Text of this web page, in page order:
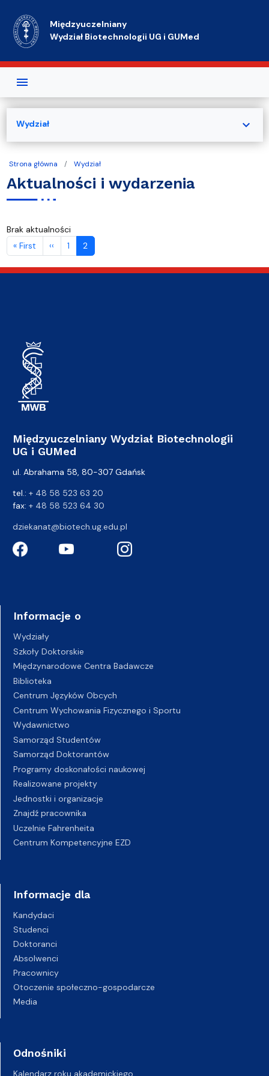
Międzyuczelniany
Wydział Biotechnologii UG i GUMed
Strona główna Wydział
Aktualności i wydarzenia
Brak aktualności
Stronicowanie
« First Pierwsza strona
‹‹ Poprzednia strona
1 2
Wydział expand_more
Międzyuczelniany Wydział Biotechnologii
UG i GUMed
ul. Abrahama 58, 80-307 Gdańsk
tel.: + 48 58 523 63 20
fax: + 48 58 523 64 30
dziekanat@biotech.ug.edu.pl
Informacje o
Wydziały
Szkoły Doktorskie
Międzynarodowe Centra Badawcze
Biblioteka
Centrum Języków Obcych
Centrum Wychowania Fizycznego i Sportu
Wydawnictwo
Samorząd Studentów
Samorząd Doktorantów
Programy doskonałości naukowej
Realizowane projekty
Jednostki i organizacje
Znajdź pracownika
Uczelnie Fahrenheita
Centrum Kompetencyjne EZD
Informacje dla
Kandydaci
Studenci
Doktoranci
Absolwenci
Pracownicy
Otoczenie społeczno-gospodarcze
Media
Odnośniki
Kalendarz roku akademickiego